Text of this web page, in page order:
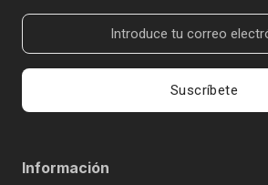
Suscríbete
Información